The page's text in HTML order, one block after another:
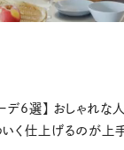
デ6選】 おしゃれな
く仕上げるのが上手